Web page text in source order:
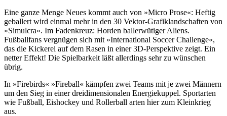
Eine ganze Menge Neues kommt auch von »Micro Prose«: Heftig
geballert wird einmal mehr in den 30 Vektor-Grafiklandschaften von
»Simulcra«. Im Fadenkreuz: Horden ballerwütiger Aliens.
Fußballfans vergnügen sich mit »International Soccer Challenge«,
das die Kickerei auf dem Rasen in einer 3D-Perspektive zeigt. Ein
netter Effekt! Die Spielbarkeit läßt allerdings sehr zu wünschen
übrig.
In »Firebirds« »Fireball« kämpfen zwei Teams mit je zwei Männern
um den Sieg in einer dreidimensionalen Energiekuppel. Sportarten
wie Fußball, Eishockey und Rollerball arten hier zum Kleinkrieg
aus.